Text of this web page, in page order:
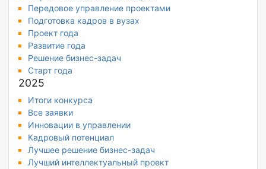
Передовое управление проектами
Подготовка кадров в вузах
Проект года
Развитие года
Решение бизнес-задач
Старт года
2025
Итоги конкурса
Все заявки
Инновации в управлении
Кадровый потенциал
Лучшее решение бизнес-задач
Лучший интеллектуальный проект